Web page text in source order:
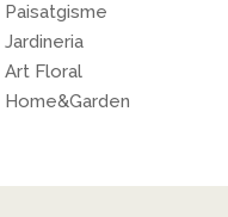
Paisatgisme
Jardineria
Art Floral
Home&Garden